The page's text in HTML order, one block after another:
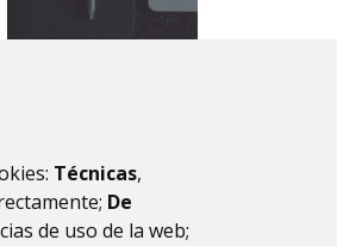
Técnicas,
De
de uso de la web;
provincial de
huesca